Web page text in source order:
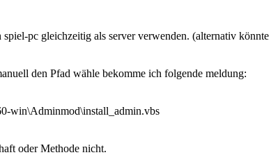
pc gleichzeitig als server verwenden. (alternativ
den Pfad wähle bekomme ich folgende meldung:
win\Adminmod\install_admin.vbs
oder Methode nicht.